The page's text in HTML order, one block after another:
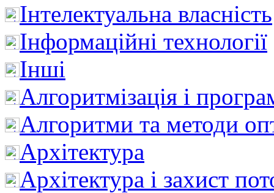
Інтелектуальна влaсність
Інформаційні технології
Інші
Алгоритмізація і
Алгоритми та методи
Архітектура
Архітектура і захист